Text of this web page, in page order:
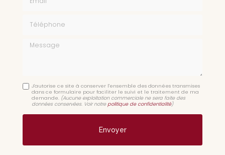
Message
J'autorise ce site à conserver l'ensemble des données transmises
dans ce formulaire pour faciliter le suivi et le traitement de ma
demande. (Aucune exploitation commerciale ne sera faite des
données conservées. Voir notre politique de confidentialité)